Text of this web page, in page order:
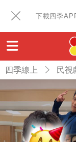
下載四季
四季線上 民視